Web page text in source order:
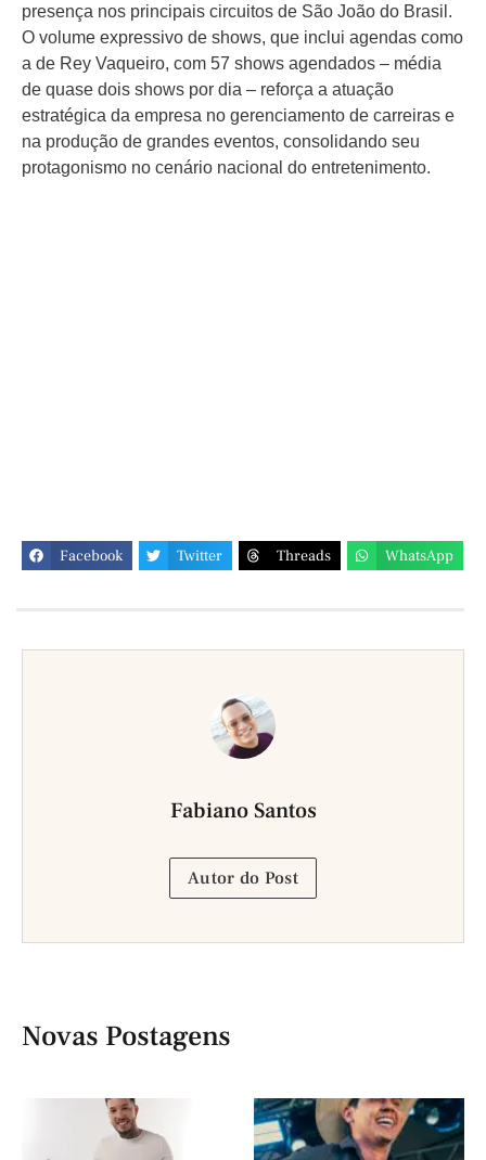
presença nos principais circuitos de São João do Brasil.
O volume expressivo de shows, que inclui agendas como
a de Rey Vaqueiro, com 57 shows agendados – média
de quase dois shows por dia – reforça a atuação
estratégica da empresa no gerenciamento de carreiras e
na produção de grandes eventos, consolidando seu
protagonismo no cenário nacional do entretenimento.
Facebook Twitter Threads WhatsApp
Fabiano Santos
Autor do Post
Novas Postagens